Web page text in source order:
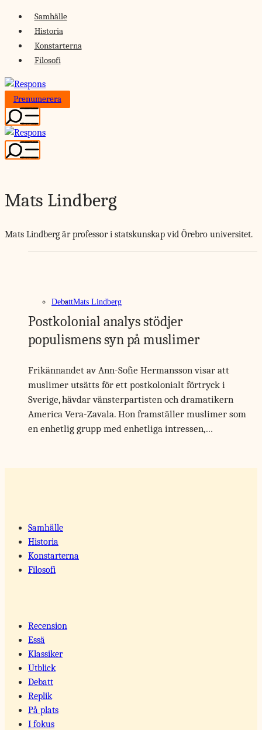
Skip
content
Samhälle
Historia
Konstarterna
Filosofi
Prenumerera
Mats Lindberg
Mats Lindberg är professor i statskunskap vid Örebro universitet.
DebattMats Lindberg
Postkolonial analys stödjer
populismens syn på muslimer
Frikännandet av Ann-Sofie Hermansson visar att
muslimer utsätts för ett postkolonialt förtryck i
Sverige, hävdar vänsterpartisten och dramatikern
America Vera-Zavala. Hon framställer muslimer som
en enhetlig grupp med enhetliga intressen,…
Samhälle
Historia
Konstarterna
Filosofi
Recension
Essä
Klassiker
Utblick
Debatt
Replik
På plats
I fokus